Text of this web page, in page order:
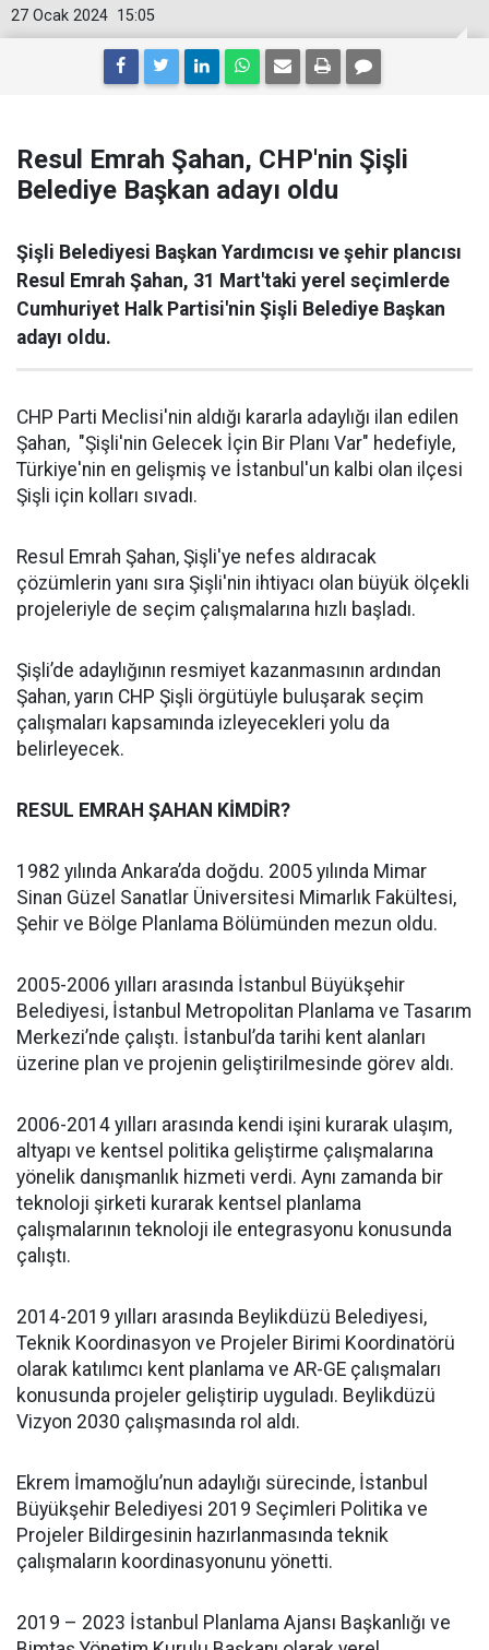
15:05
27 Ocak 2024
Resul Emrah Şahan, CHP'nin Şişli
Belediye Başkan adayı oldu
Şişli Belediyesi Başkan Yardımcısı ve şehir plancısı
Resul Emrah Şahan, 31 Mart'taki yerel seçimlerde
Cumhuriyet Halk Partisi'nin Şişli Belediye Başkan
adayı oldu.
CHP Parti Meclisi'nin aldığı kararla adaylığı ilan edilen
Şahan, "Şişli'nin Gelecek İçin Bir Planı Var" hedefiyle,
Türkiye'nin en gelişmiş ve İstanbul'un kalbi olan ilçesi
Şişli için kolları sıvadı.
Resul Emrah Şahan, Şişli'ye nefes aldıracak
çözümlerin yanı sıra Şişli'nin ihtiyacı olan büyük ölçekli
projeleriyle de seçim çalışmalarına hızlı başladı.
Şişli’de adaylığının resmiyet kazanmasının ardından
Şahan, yarın CHP Şişli örgütüyle buluşarak seçim
çalışmaları kapsamında izleyecekleri yolu da
belirleyecek.
RESUL EMRAH ŞAHAN KİMDİR?
1982 yılında Ankara’da doğdu. 2005 yılında Mimar
Sinan Güzel Sanatlar Üniversitesi Mimarlık Fakültesi,
Şehir ve Bölge Planlama Bölümünden mezun oldu.
2005-2006 yılları arasında İstanbul Büyükşehir
Belediyesi, İstanbul Metropolitan Planlama ve Tasarım
Merkezi’nde çalıştı. İstanbul’da tarihi kent alanları
üzerine plan ve projenin geliştirilmesinde görev aldı.
2006-2014 yılları arasında kendi işini kurarak ulaşım,
altyapı ve kentsel politika geliştirme çalışmalarına
yönelik danışmanlık hizmeti verdi. Aynı zamanda bir
teknoloji şirketi kurarak kentsel planlama
çalışmalarının teknoloji ile entegrasyonu konusunda
çalıştı.
2014-2019 yılları arasında Beylikdüzü Belediyesi,
Teknik Koordinasyon ve Projeler Birimi Koordinatörü
olarak katılımcı kent planlama ve AR-GE çalışmaları
konusunda projeler geliştirip uyguladı. Beylikdüzü
Vizyon 2030 çalışmasında rol aldı.
Ekrem İmamoğlu’nun adaylığı sürecinde, İstanbul
Büyükşehir Belediyesi 2019 Seçimleri Politika ve
Projeler Bildirgesinin hazırlanmasında teknik
çalışmaların koordinasyonunu yönetti.
2019 – 2023 İstanbul Planlama Ajansı Başkanlığı ve